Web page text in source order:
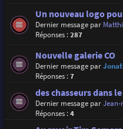
Un nouveau logo
Dernier message par
Réponses :287
Nouvelle galerie CO
Dernier message par
Réponses :7
des chasseurs dans
Dernier message par
Réponses :4